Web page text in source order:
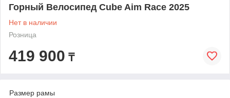
Горный Велосипед Cube Aim Race 2025
Нет в наличии
Розница
419 900 ₸
Размер рамы